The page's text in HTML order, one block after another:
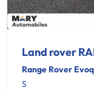
Land rover
Range Rover
S